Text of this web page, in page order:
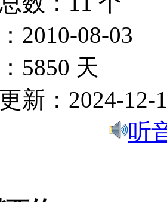
2010-08-03
5850 天
新：2024-12-
听